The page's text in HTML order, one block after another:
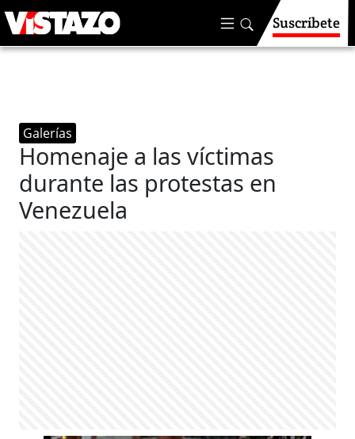
Suscríbete
Galerías
Homenaje a las víctimas
durante las protestas en
Venezuela